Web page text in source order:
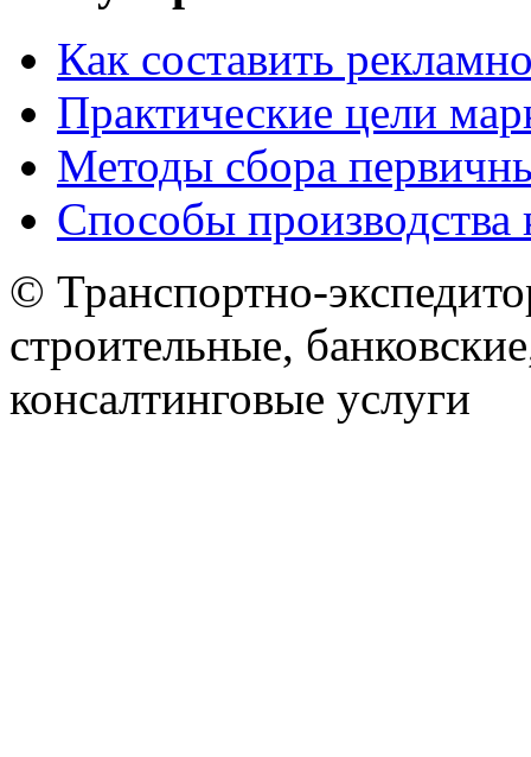
Как составить
Практические цели
Методы сбора
Способы производства
© Транспортно-
строительные,
консалтинговые услуги